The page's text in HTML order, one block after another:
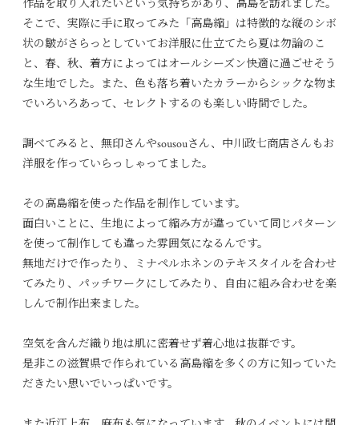
作品を取り入れたいという気持ちがあり、高島を訪れました。
そこで、実際に手に取ってみた「高島縮」は特徴的な縦のシボ
状の皺がさらっとしていてお洋服に仕立てたら夏は勿論のこ
と、春、秋、着方によってはオールシーズン快適に過ごせそう
な生地でした。また、色も落ち着いたカラーからシックな物ま
でいろいろあって、セレクトするのも楽しい時間でした。
調べてみると、無印さんやsousouさん、中川政七商店さんもお
洋服を作っていらっしゃってました。
その高島縮を使った作品を制作しています。
面白いことに、生地によって縮み方が違っていて同じパターン
を使って制作しても違った雰囲気になるんです。
無地だけで作ったり、ミナペルホネンのテキスタイルを合わせ
てみたり、パッチワークにしてみたり、自由に組み合わせを楽
しんで制作出来ました。
空気を含んだ織り地は肌に密着せず着心地は抜群です。
是非この滋賀県で作られている高島縮を多くの方に知っていた
だきたい思いでいっぱいです。